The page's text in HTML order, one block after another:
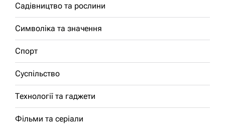
Садівництво та рослини
Символіка та значення
Спорт
Суспільство
Технології та гаджети
Фільми та серіали